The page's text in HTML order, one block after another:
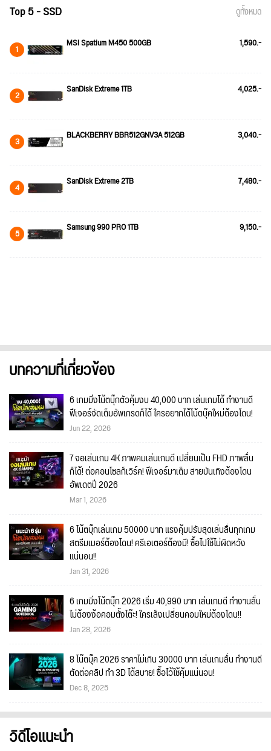
Top 5 - SSD ดูทั้งหมด
1 MSI Spatium M450 500GB 1,590.-
2 SanDisk Extreme 1TB 4,025.-
3 BLACKBERRY BBR512GNV3A 512GB 3,040.-
4 SanDisk Extreme 2TB 7,480.-
5 Samsung 990 PRO 1TB 9,150.-
บทความที่เกี่ยวข้อง
6 เกมมิ่งโน้ตบุ๊กตัวคุ้มงบ 40,000 บาท เล่นเกมได้ ทำงานดี
ฟีเจอร์จัดเต็มอัพเกรดก็ได้ ใครอยากได้โน้ตบุ๊คใหม่ต้องโดน!
Jun 22, 2026
7 จอเล่นเกม 4K ภาพคมเล่นเกมดี เปลี่ยนเป็น FHD ภาพลื่น
ก็ได้! ต่อคอนโซลก็เวิร์ค! ฟีเจอร์มาเต็ม สายบันเทิงต้องโดน
อัพเดตปี 2026
Mar 1, 2026
6 โน้ตบุ๊กเล่นเกม 50000 บาท แรงคุ้มปรับสุดเล่นลื่นทุกเกม
สตรีมเมอร์ต้องโดน! ครีเอเตอร์ต้องมี! ซื้อไปใช้ไม่ผิดหวัง
แน่นอน!!
Jan 31, 2026
6 เกมมิ่งโน้ตบุ๊ก 2026 เริ่ม 40,990 บาท เล่นเกมดี ทำงานลื่น
ไม่ต้องง้อคอมตั้งโต๊ะ! ใครเล็งเปลี่ยนคอมใหม่ต้องโดน!!
Jan 28, 2026
8 โน๊ตบุ๊ค 2026 ราคาไม่เกิน 30000 บาท เล่นเกมลื่น ทำงานดี
ตัดต่อคลิป ทำ 3D ได้สบาย! ซื้อไว้ใช้คุ้มแน่นอน!
Dec 8, 2025
วิดีโอแนะนำ